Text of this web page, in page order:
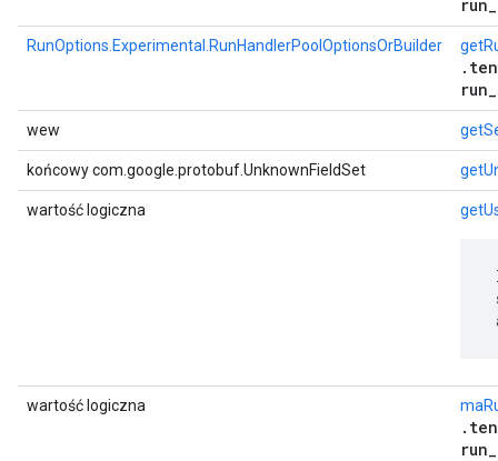
RunOptions.Experimental.RunHandlerPoolOptionsOrBuilder
wew
końcowy com.google.protobuf.UnknownFieldSet
wartość logiczna
wartość logiczna